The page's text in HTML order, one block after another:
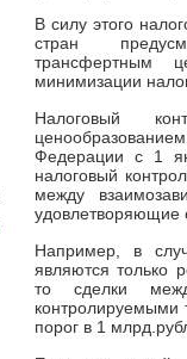
В силу этого
стран
трансфертным
минимизации
Налоговый
Федерации с 1
налоговый
между
удовлетворяющие
Например, в
являются только
то сделки
контролируемыми
порог в 1